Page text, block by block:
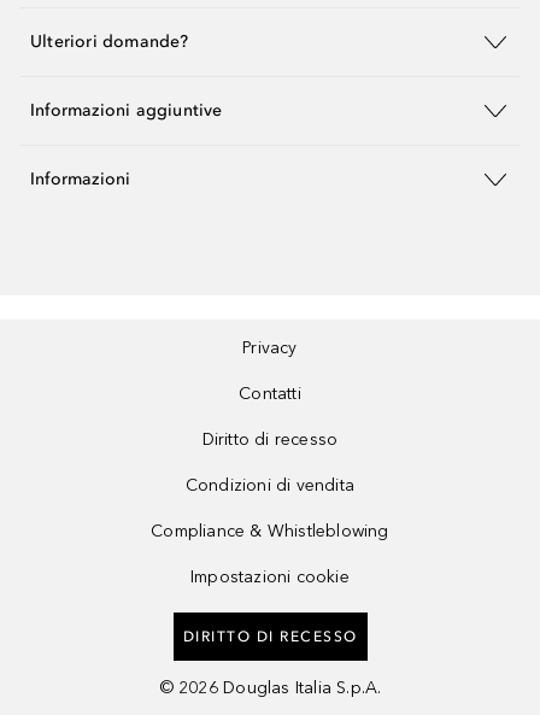
Ulteriori domande?
Informazioni aggiuntive
Informazioni
Privacy
Contatti
Diritto di recesso
Condizioni di vendita
Compliance & Whistleblowing
Impostazioni cookie
DIRITTO DI RECESSO
© 2026 Douglas Italia S.p.A.